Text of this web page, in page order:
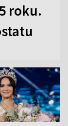
roku.